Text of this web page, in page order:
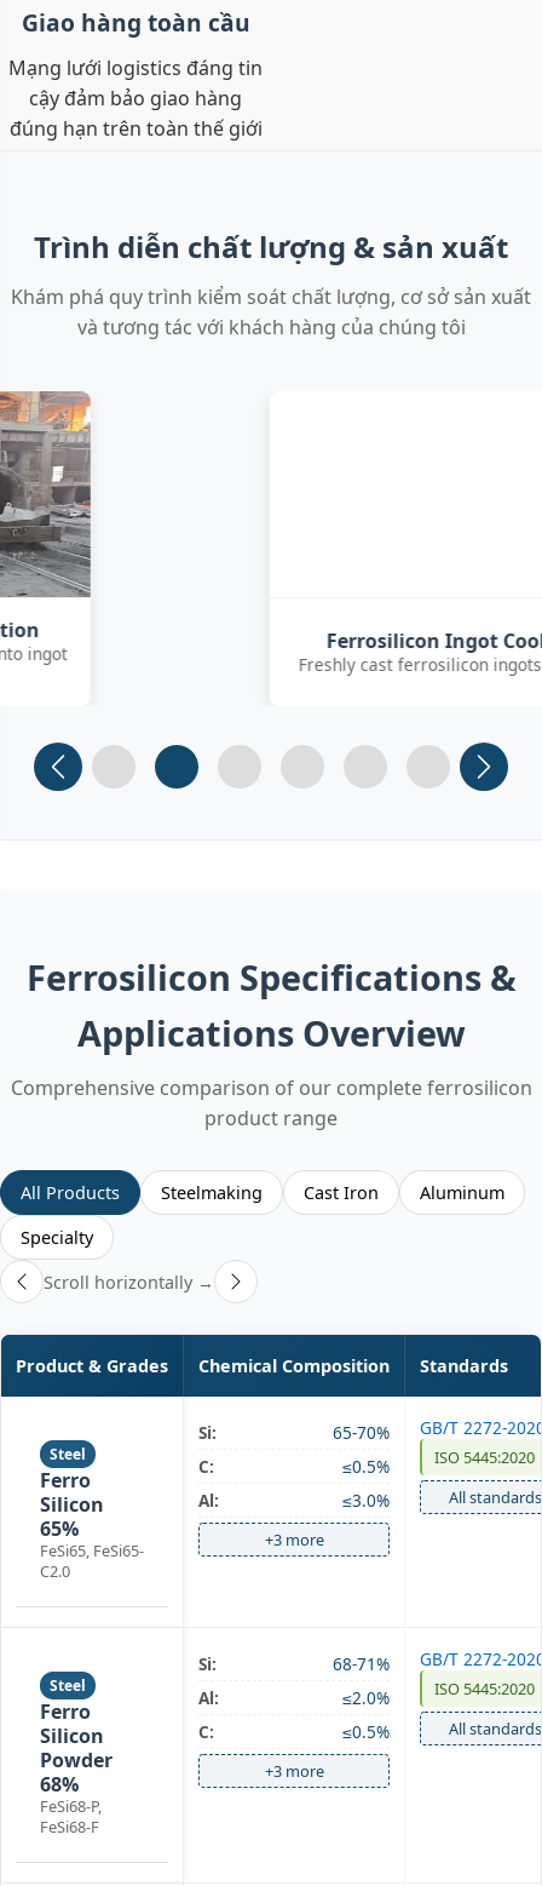
Giao hàng toàn cầu
Mạng lưới logistics đáng tin
cậy đảm bảo giao hàng
đúng hạn trên toàn thế giới
Trình diễn chất lượng & sản xuất
Khám phá quy trình kiểm soát chất lượng, cơ sở sản xuất
và tương tác với khách hàng của chúng tôi
Ferrosilicon Ingot Cooling
Freshly cast ferrosilicon ingots cooling
Slide 1 Slide 2 (current)
Slide 3 Slide 4 Slide 5 Slide 6
Ferrosilicon Specifications &
Applications Overview
Comprehensive comparison of our complete ferrosilicon
product range
All Products Steelmaking Cast Iron
Aluminum
Specialty
Scroll horizontally →
Product & Grades Chemical Composition Standards
Steel
Ferro
Silicon
65%
FeSi65, FeSi65-
C2.0
Si:
65-70%
C:
≤0.5%
Al:
≤3.0%
+3 more
GB/T 2272-
ISO 5445:2020
All standards
Steel
Ferro
Silicon
Powder
68%
FeSi68-P,
FeSi68-F
Si:
68-71%
Al:
≤2.0%
C:
≤0.5%
+3 more
GB/T 2272-
ISO 5445:2020
All standards